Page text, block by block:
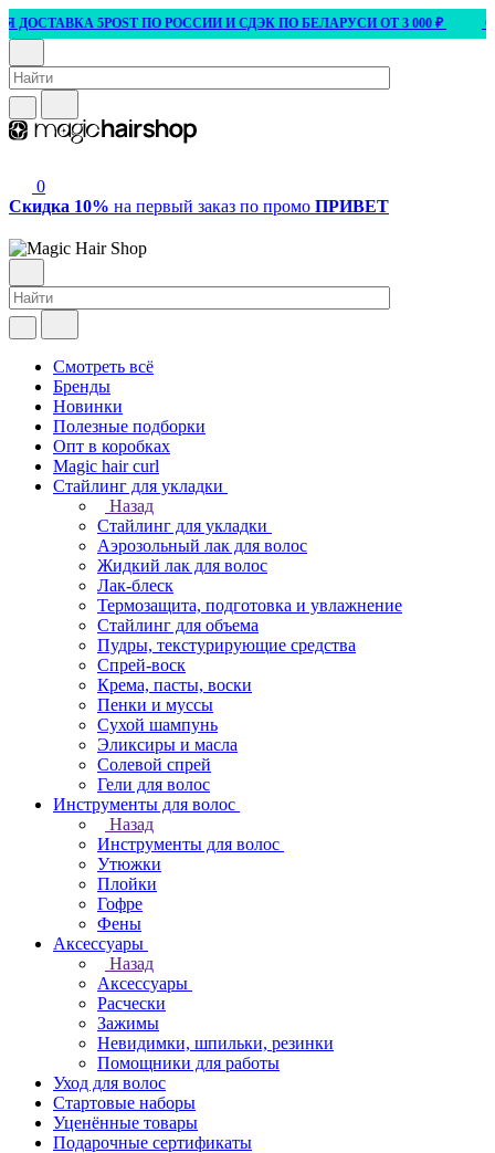
5POST ПО РОССИИ И СДЭК ПО БЕЛАРУСИ ОТ 3 000 ₽
0
Скидка 10% на первый заказ по промо ПРИВЕТ
Смотреть всё
Бренды
Новинки
Полезные подборки
Опт в коробках
Magic hair curl
Стайлинг для укладки
Назад
Стайлинг для укладки
Аэрозольный лак для волос
Жидкий лак для волос
Лак-блеск
Термозащита, подготовка и увлажнение
Стайлинг для объема
Пудры, текстурирующие средства
Спрей-воск
Крема, пасты, воски
Пенки и муссы
Сухой шампунь
Эликсиры и масла
Солевой спрей
Гели для волос
Инструменты для волос
Назад
Инструменты для волос
Утюжки
Плойки
Гофре
Фены
Аксессуары
Назад
Аксессуары
Расчески
Зажимы
Невидимки, шпильки, резинки
Помощники для работы
Уход для волос
Стартовые наборы
Уценённые товары
Подарочные сертификаты